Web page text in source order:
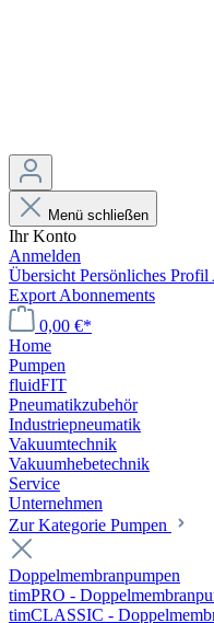
Menü schließen
Ihr Konto
Anmelden
Übersicht Persönliches Profil
Export Abonnements
0,00 €*
Home
Pumpen
fluidFIT
Pneumatikzubehör
Industriepneumatik
Vakuumtechnik
Vakuumhebetechnik
Service
Unternehmen
Zur Kategorie Pumpen
Doppelmembranpumpen
timPRO -
timCLASSIC -